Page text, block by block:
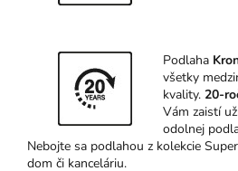
Podlaha Kro
všetky
kvality. 20-
Vám zaistí
odolnej
Nebojte sa podlahou z kolekcie
dom či kanceláriu.